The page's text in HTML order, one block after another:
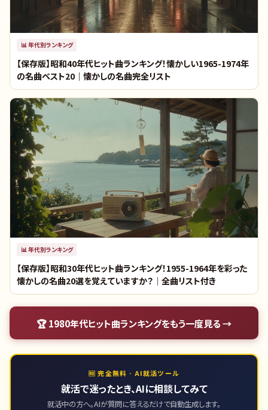
📊年代別ランキング
【保存版】昭和40年代ヒット曲ランキング！懐かしい1965-1974年
の名曲ベスト20｜懐かしの名曲完全リスト
📊年代別ランキング
【保存版】昭和30年代ヒット曲ランキング！1955-1964年を彩った
懐かしの名曲20選を覚えていますか？｜全曲リスト付き
🏆1980年代ヒット曲ランキングをもう一度見る →
🆓 完全無料 · AI就活ツール
就活で迷ったとき、AIに相談してみて
就活中の方へ。AIが質問に答えるだけで自動生成します。